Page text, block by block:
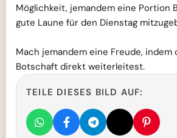
Möglichkeit, jemandem eine Portion
gute Laune für den Dienstag
Mach jemandem eine Freude,
Botschaft direkt weiterleitest.
TEILE DIESES BILD AUF: